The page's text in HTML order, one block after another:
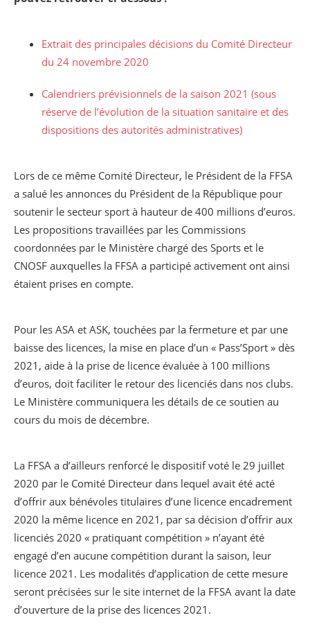
Extrait des principales décisions du Comité Directeur
du 24 novembre 2020
Calendriers prévisionnels de la saison 2021 (sous
réserve de l’évolution de la situation sanitaire et des
dispositions des autorités administratives)
Lors de ce même Comité Directeur, le Président de la FFSA
a salué les annonces du Président de la République pour
soutenir le secteur sport à hauteur de 400 millions d’euros.
Les propositions travaillées par les Commissions
coordonnées par le Ministère chargé des Sports et le
CNOSF auxquelles la FFSA a participé activement ont ainsi
étaient prises en compte.
Pour les ASA et ASK, touchées par la fermeture et par une
baisse des licences, la mise en place d’un « Pass’Sport » dès
2021, aide à la prise de licence évaluée à 100 millions
d’euros, doit faciliter le retour des licenciés dans nos clubs.
Le Ministère communiquera les détails de ce soutien au
cours du mois de décembre.
La FFSA a d’ailleurs renforcé le dispositif voté le 29 juillet
2020 par le Comité Directeur dans lequel avait été acté
d’offrir aux bénévoles titulaires d’une licence encadrement
2020 la même licence en 2021, par sa décision d’offrir aux
licenciés 2020 « pratiquant compétition » n’ayant été
engagé d’en aucune compétition durant la saison, leur
licence 2021. Les modalités d’application de cette mesure
seront précisées sur le site internet de la FFSA avant la date
d’ouverture de la prise des licences 2021.